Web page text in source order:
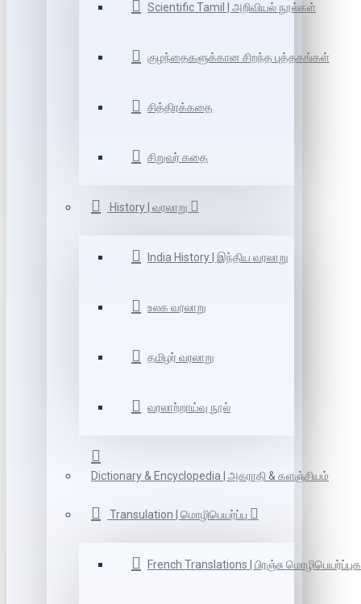
Scientific Tamil | அறிவியல் நூல்கள்
குழந்தைகளுக்கான சிறந்த புத்தகங்கள்
சித்திரக்கதை
சிறுவர் கதை
History | வரலாறு
India History | இந்திய வரலாறு
உலக வரலாறு
தமிழர் வரலாறு
வரலாற்றாய்வு நூல்
Dictionary & Encyclopedia | அகராதி & களஞ்சியம்
Transulation | மொழிபெயர்ப்பு
French Translations | பிரஞ்சு